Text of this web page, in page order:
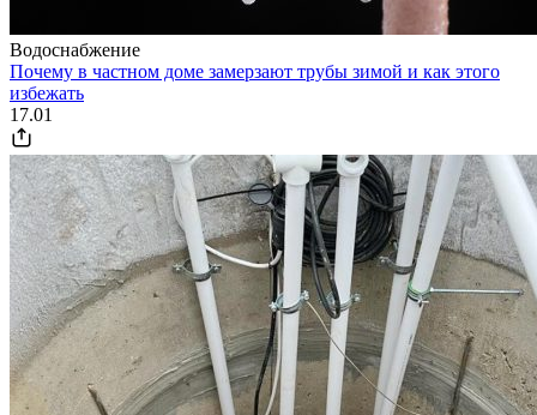
Водоснабжение
Почему в частном доме замерзают трубы зимой и как этого
избежать
17.01